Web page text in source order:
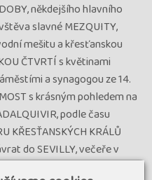
někdejšího hlavního
slavné MEZQUITY,
mešitu a křesťanskou
ČTVRTÍ s květinami
a synagogou ze 14.
s krásným pohledem na
podle času
KŘESŤANSKÝCH KRÁLŮ
do SEVILLY, večeře v